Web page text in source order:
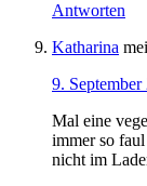
Antworten
Katharina
9.
Mal eine
immer so
nicht im